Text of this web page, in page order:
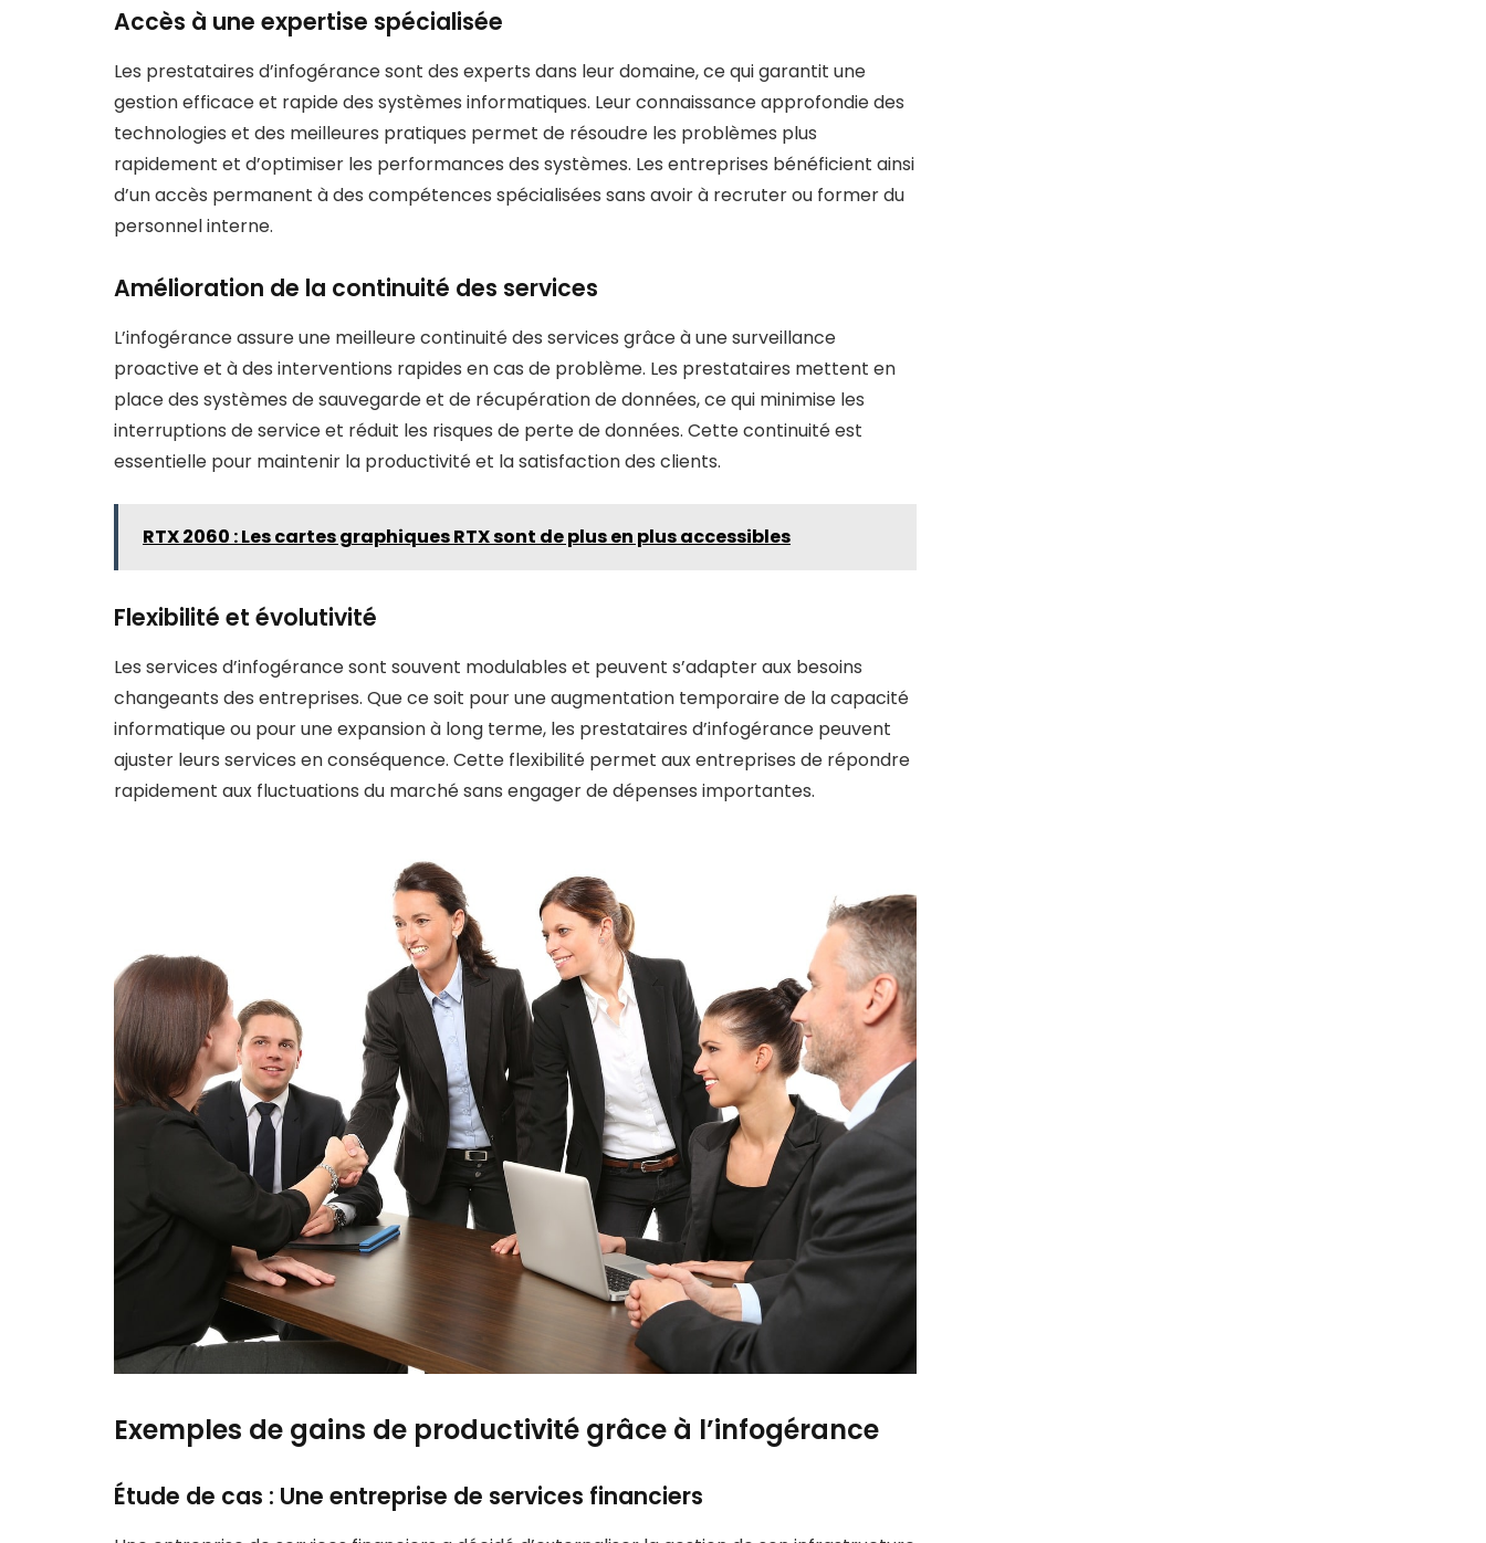
Accès à une expertise spécialisée
Les prestataires d’infogérance sont des experts dans leur domaine, ce qui garantit une
gestion efficace et rapide des systèmes informatiques. Leur connaissance approfondie des
technologies et des meilleures pratiques permet de résoudre les problèmes plus
rapidement et d’optimiser les performances des systèmes. Les entreprises bénéficient ainsi
d’un accès permanent à des compétences spécialisées sans avoir à recruter ou former du
personnel interne.
Amélioration de la continuité des services
L’infogérance assure une meilleure continuité des services grâce à une surveillance
proactive et à des interventions rapides en cas de problème. Les prestataires mettent en
place des systèmes de sauvegarde et de récupération de données, ce qui minimise les
interruptions de service et réduit les risques de perte de données. Cette continuité est
essentielle pour maintenir la productivité et la satisfaction des clients.
RTX 2060 : Les cartes graphiques RTX sont de plus en plus accessibles
Flexibilité et évolutivité
Les services d’infogérance sont souvent modulables et peuvent s’adapter aux besoins
changeants des entreprises. Que ce soit pour une augmentation temporaire de la capacité
informatique ou pour une expansion à long terme, les prestataires d’infogérance peuvent
ajuster leurs services en conséquence. Cette flexibilité permet aux entreprises de répondre
rapidement aux fluctuations du marché sans engager de dépenses importantes.
Exemples de gains de productivité grâce à l’infogérance
Étude de cas : Une entreprise de services financiers